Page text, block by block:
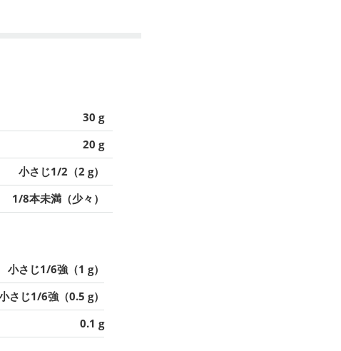
30 g
20 g
小さじ1/2（2 g）
1/8本未満（少々）
小さじ1/6強（1 g）
さじ1/6強（0.5 g）
0.1 g